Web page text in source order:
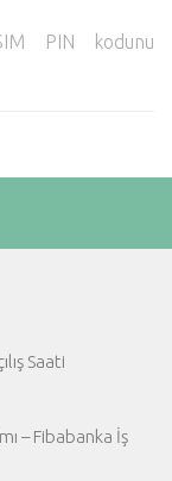
PIN kodunu
Saati
– Fibabanka İş